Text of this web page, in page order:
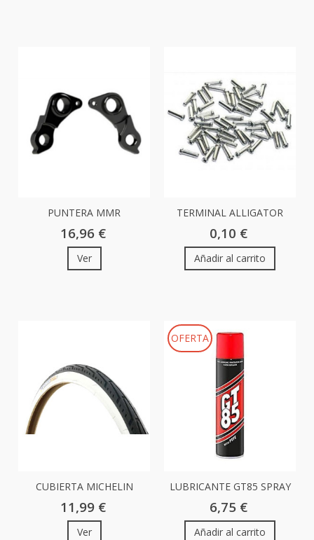
PUNTERA MMR
RAKISH/SL MY...
16,96 €
Ver
TERMINAL ALLIGATOR
CABLE CAMBIO...
0,10 €
Añadir al carrito
CUBIERTA MICHELIN
DIABOLO 500A...
11,99 €
Ver
OFERTA
LUBRICANTE GT85 SPRAY
TEFLON 400ML
6,75 €
Añadir al carrito